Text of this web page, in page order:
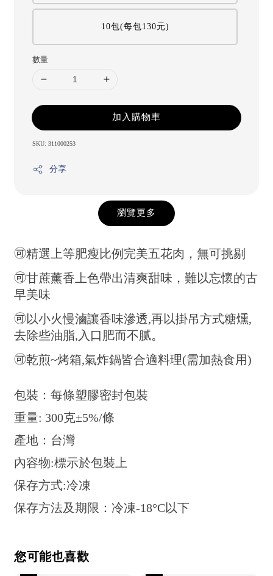
10包(每包130元)
數量
加入購物車
SKU: 311000253
分享
瀏覽更多
🉑精選上等肥瘦比例完美五花肉，無可挑剔
🉑甘蔗薰香上色帶出清爽甜味，難以忘懷的古
早美味
🉑以小火慢滷讓香味滲透,再以掛吊方式糖燻,
去除些油脂,入口肥而不腻。
🉑乾煎~烤箱,氣炸鍋皆合適料理(需加熱食用)
包裝：每條塑膠密封包裝
重量: 300克±5%/條
產地：台灣
內容物:標示於包裝上
保存方式:冷凍
保存方法及期限：冷凍-18°C以下
您可能也喜歡